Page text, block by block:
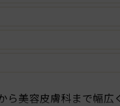
美容皮膚科まで幅広